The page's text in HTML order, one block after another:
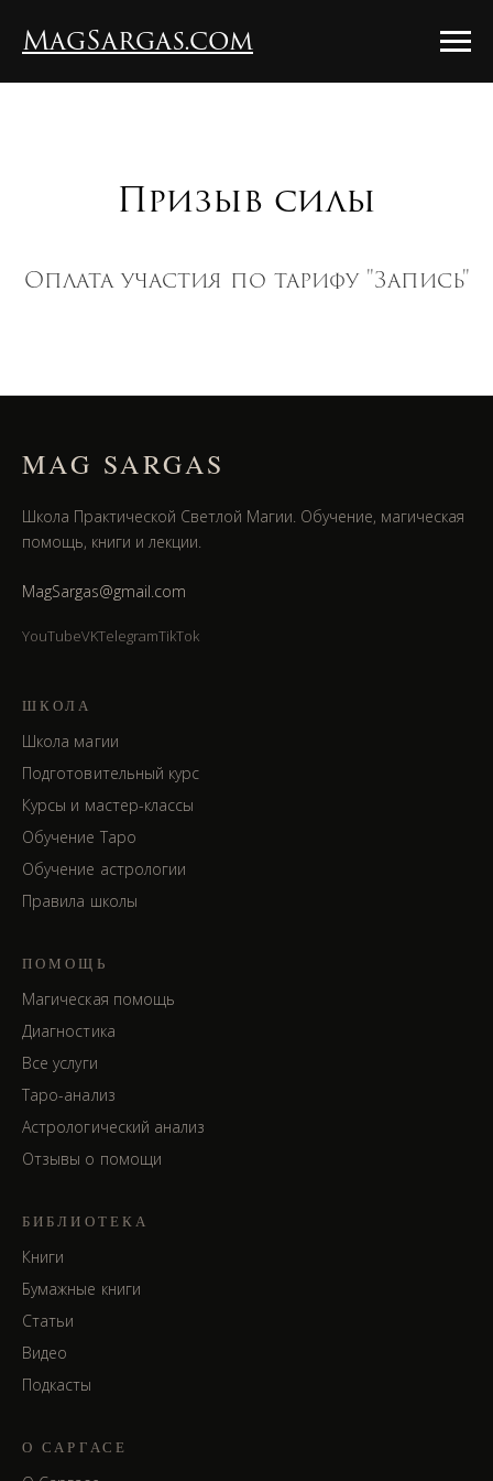
MagSargas.com
Призыв силы
Оплата участия по тарифу "Запись"
MAG SARGAS
Школа Практической Светлой Магии. Обучение, магическая
помощь, книги и лекции.
MagSargas@gmail.com
YouTubeVKTelegramTikTok
ШКОЛА
Школа магии
Подготовительный курс
Курсы и мастер-классы
Обучение Таро
Обучение астрологии
Правила школы
ПОМОЩЬ
Магическая помощь
Диагностика
Все услуги
Таро-анализ
Астрологический анализ
Отзывы о помощи
БИБЛИОТЕКА
Книги
Бумажные книги
Статьи
Видео
Подкасты
О САРГАСЕ